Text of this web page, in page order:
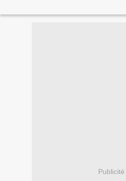
Publicité